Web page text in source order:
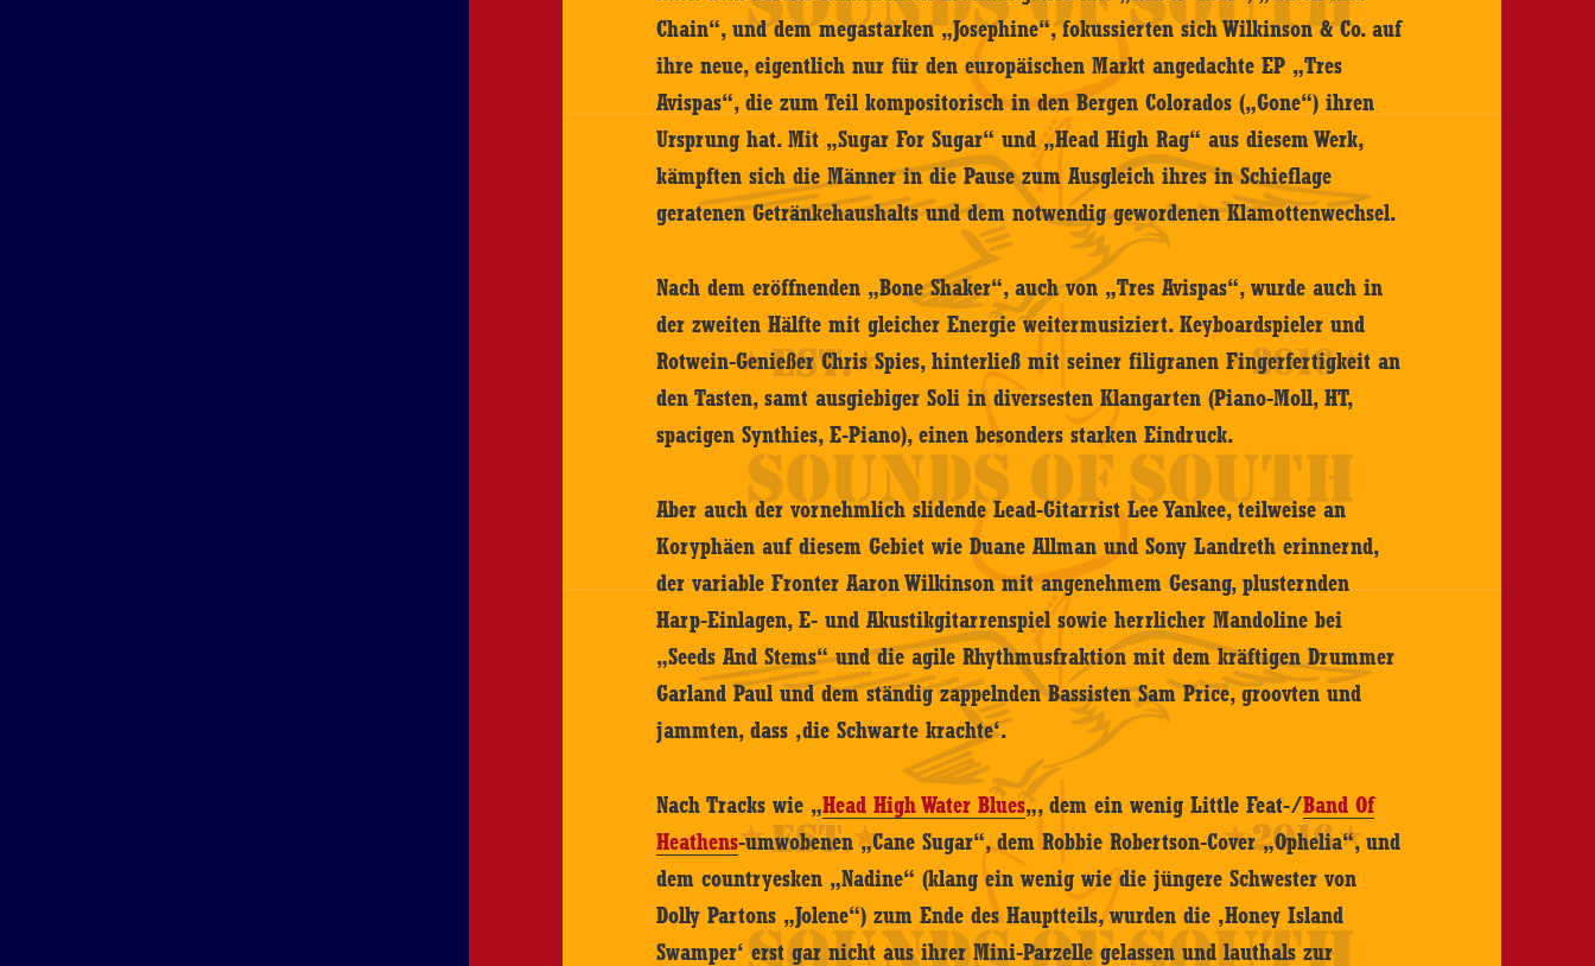
Chain“, und dem megastarken „Josephine“, fokussierten sich Wilkinson & Co. auf
ihre neue, eigentlich nur für den europäischen Markt angedachte EP „Tres
Avispas“, die zum Teil kompositorisch in den Bergen Colorados („Gone“) ihren
Ursprung hat. Mit „Sugar For Sugar“ und „Head High Rag“ aus diesem Werk,
kämpften sich die Männer in die Pause zum Ausgleich ihres in Schieflage
geratenen Getränkehaushalts und dem notwendig gewordenen Klamottenwechsel.
Nach dem eröffnenden „Bone Shaker“, auch von „Tres Avispas“, wurde auch in
der zweiten Hälfte mit gleicher Energie weitermusiziert. Keyboardspieler und
Rotwein-Genießer Chris Spies, hinterließ mit seiner filigranen Fingerfertigkeit an
den Tasten, samt ausgiebiger Soli in diversesten Klangarten (Piano-Moll, HT,
spacigen Synthies, E-Piano), einen besonders starken Eindruck.
Aber auch der vornehmlich slidende Lead-Gitarrist Lee Yankee, teilweise an
Koryphäen auf diesem Gebiet wie Duane Allman und Sony Landreth erinnernd,
der variable Fronter Aaron Wilkinson mit angenehmem Gesang, plusternden
Harp-Einlagen, E- und Akustikgitarrenspiel sowie herrlicher Mandoline bei
„Seeds And Stems“ und die agile Rhythmusfraktion mit dem kräftigen Drummer
Garland Paul und dem ständig zappelnden Bassisten Sam Price, groovten und
jammten, dass ‚die Schwarte krachte‘.
Nach Tracks wie „Head High Water Blues„, dem ein wenig Little Feat-/Band Of
Heathens-umwobenen „Cane Sugar“, dem Robbie Robertson-Cover „Ophelia“, und
dem countryesken „Nadine“ (klang ein wenig wie die jüngere Schwester von
Dolly Partons „Jolene“) zum Ende des Hauptteils, wurden die ‚Honey Island
Swamper‘ erst gar nicht aus ihrer Mini-Parzelle gelassen und lauthals zur